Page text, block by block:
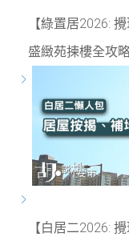
【綠置居2026:
盛緻苑揀樓全攻
【白居二2026: